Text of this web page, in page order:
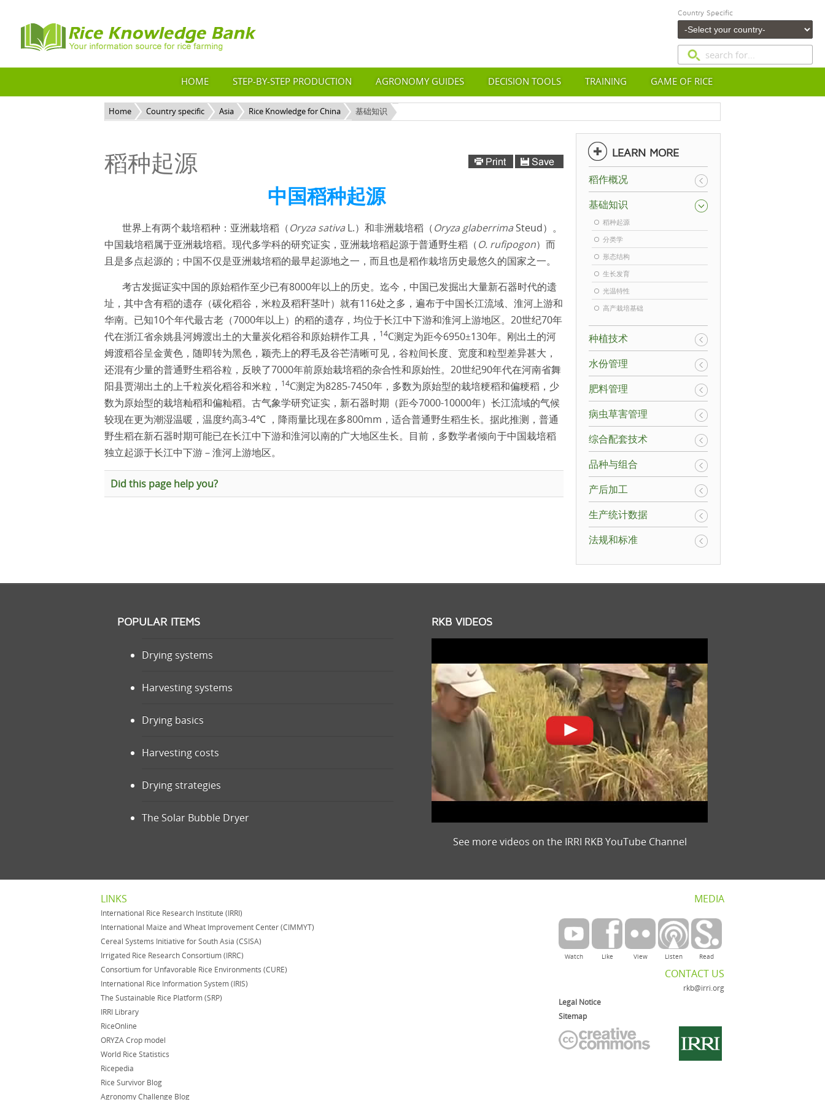
Country Specific
HOME STEP-BY-STEP PRODUCTION AGRONOMY GUIDES DECISION TOOLS TRAINING GAME OF RICE
Home Country specific Asia Rice Knowledge for China 基础知识
稻种起源
中国稻种起源
世界上有两个栽培稻种：亚洲栽培稻（ Oryza sativaL.）和非洲栽培稻（ Oryza glaberrimaSteud）。
中国栽培稻属于亚洲栽培稻。现代多学科的研究证实，亚洲栽培稻起源于普通野生稻（ O. rufipogon）而
且是多点起源的；中国不仅是亚洲栽培稻的最早起源地之一，而且也是稻作栽培历史最悠久的国家之一。
考古发掘证实中国的原始稻作至少已有8000年以上的历史。迄今，中国已发掘出大量新石器时代的遗
址，其中含有稻的遗存（碳化稻谷，米粒及稻秆茎叶）就有116处之多，遍布于中国长江流域、淮河上游和
华南。已知10个年代最古老（7000年以上）的稻的遗存，均位于长江中下游和淮河上游地区。 20世纪70年
代在浙江省余姚县河姆渡出土的大量炭化稻谷和原始耕作工具， 14C测定为距今6950±130年。刚出土的河
姆渡稻谷呈金黄色，随即转为黑色，颖壳上的稃毛及谷芒清晰可见，谷粒间长度、宽度和粒型差异甚大，
还混有少量的普通野生稻谷粒，反映了7000年前原始栽培稻的杂合性和原始性。 20世纪90年代在河南省舞
阳县贾湖出土的上千粒炭化稻谷和米粒， 14C测定为8285-7450年，多数为原始型的栽培粳稻和偏粳稻，少
数为原始型的栽培籼稻和偏籼稻。古气象学研究证实，新石器时期（距今7000-10000年）长江流域的气候
较现在更为潮湿温暖，温度约高3-4℃ ，降雨量比现在多800mm ，适合普通野生稻生长。据此推测，普通
野生稻在新石器时期可能已在长江中下游和淮河以南的广大地区生长。目前，多数学者倾向于中国栽培稻
独立起源于长江中下游 － 淮河上游地区。
Did this page help you?
LEARN MORE
稻作概况
基础知识
稻种起源
分类学
形态结构
生长发育
光温特性
高产栽培基础
种植技术
水份管理
肥料管理
病虫草害管理
综合配套技术
品种与组合
产后加工
生产统计数据
法规和标准
POPULAR ITEMS
Drying systems
Harvesting systems
Drying basics
Harvesting costs
Drying strategies
The Solar Bubble Dryer
RKB VIDEOS
See more videos on the IRRI RKB YouTube Channel
LINKS
International Rice Research Institute (IRRI)
International Maize and Wheat Improvement Center (CIMMYT)
Cereal Systems Initiative for South Asia (CSISA)
Irrigated Rice Research Consortium (IRRC)
Consortium for Unfavorable Rice Environments (CURE)
International Rice Information System (IRIS)
The Sustainable Rice Platform (SRP)
IRRI Library
RiceOnline
ORYZA Crop model
World Rice Statistics
Ricepedia
Rice Survivor Blog
Agronomy Challenge Blog
MEDIA
Read
Listen
View
Like
Watch
CONTACT US
rkb@irri.org
Legal Notice
Sitemap